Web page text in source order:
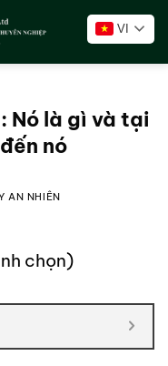
VI
Nó là gì và tại
nó
AN NHIÊN
chọn)